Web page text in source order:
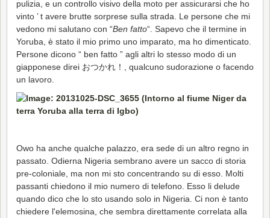
pulizia, e un controllo visivo della moto per assicurarsi che ho
vinto ’ t avere brutte sorprese sulla strada. Le persone che mi
vedono mi salutano con “Ben fatto“. Sapevo che il termine in
Yoruba, è stato il mio primo uno imparato, ma ho dimenticato.
Persone dicono “ ben fatto ” agli altri lo stesso modo di un
giapponese direi おつかれ！, qualcuno sudorazione o facendo
un lavoro.
Owo ha anche qualche palazzo, era sede di un altro regno in
passato. Odierna Nigeria sembrano avere un sacco di storia
pre-coloniale, ma non mi sto concentrando su di esso. Molti
passanti chiedono il mio numero di telefono. Esso li delude
quando dico che lo sto usando solo in Nigeria. Ci non è tanto
chiedere l'elemosina, che sembra direttamente correlata alla